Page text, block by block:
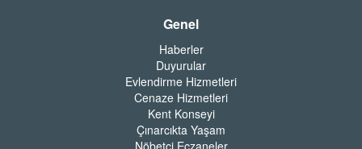
Genel
Haberler
Duyurular
Evlendirme Hizmetleri
Cenaze Hizmetleri
Kent Konseyi
Çınarcıkta Yaşam
Nöbetçi Eczaneler